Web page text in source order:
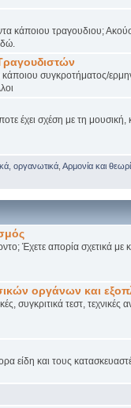
κάποιου τραγουδιου;
κάποιου συγκροτήματος/
έχει σχέση με τη μουσική,
οργανωτικά Αρμονία και
Έχετε απορία σχετικά
οργάνων και
συγκριτικά τεστ, τεχνικές
είδη και τους